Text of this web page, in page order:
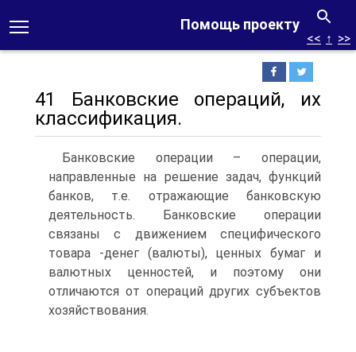
Помощь проекту
<< ↑ >>
41 Банковские операций, их
классификация.
Банковские операции – операции,
направленные на решение задач, функций
банков, т.е. отражающие банковскую
деятельность. Банковские операции
связаны с движением специфического
товара -денег (валюты), ценных бумаг и
валютных ценностей, и поэтому они
отличаются от операций других субъектов
хозяйствования.